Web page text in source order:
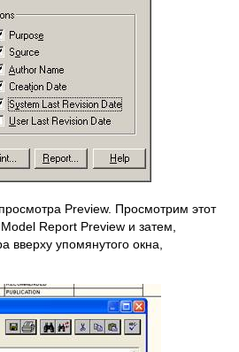
Preview. Просмотрим этот
Report Preview и затем,
вверху упомянутого окна,